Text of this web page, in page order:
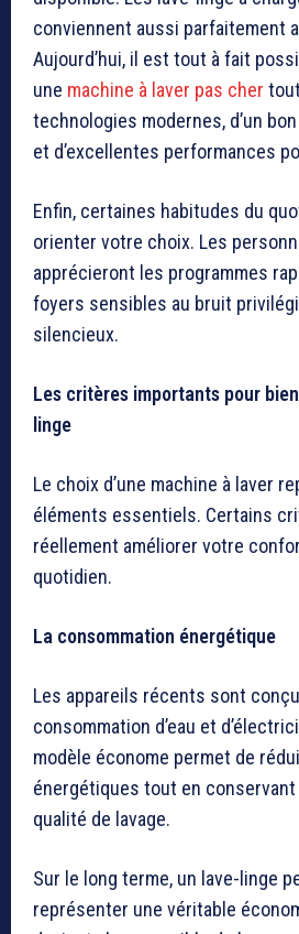
conviennent aussi parfaitement
Aujourd’hui, il est tout à fait
une machine à laver pas cher
technologies modernes, d’un
et d’excellentes performances
Enfin, certaines habitudes du
orienter votre choix. Les
apprécieront les programmes
foyers sensibles au bruit
silencieux.
Les critères importants pour
linge
Le choix d’une machine à laver
éléments essentiels. Certains
réellement améliorer votre
quotidien.
La consommation énergétique
Les appareils récents sont
consommation d’eau et
modèle économe permet de
énergétiques tout en
qualité de lavage.
Sur le long terme, un lave-linge
représenter une véritable